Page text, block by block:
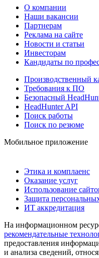
О компании
Наши вакансии
Партнерам
Реклама на сайте
Новости и статьи
Инвесторам
Кандидаты по
Производственный
Требования к ПО
Безопасный
HeadHunter API
Поиск работы
Поиск по резюме
Мобильное приложение
Этика и комплаенс
Оказание услуг
Использование
Защита
ИТ аккредитация
На информационном
рекомендательные
предоставления
и анализа сведений,